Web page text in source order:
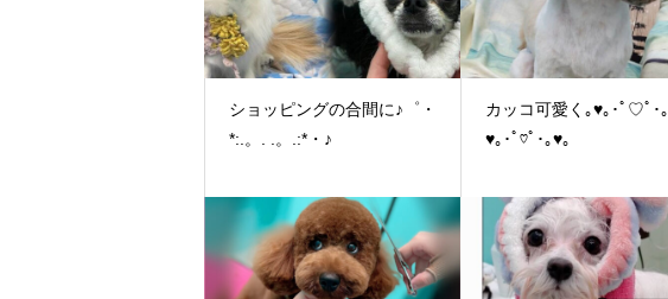
ショッピングの合間に♪゜・
*:.。. .。.:*・♪
カッコ可愛く｡♥｡･ﾟ♡ﾟ･｡
♥｡･ﾟ♡ﾟ･｡♥｡